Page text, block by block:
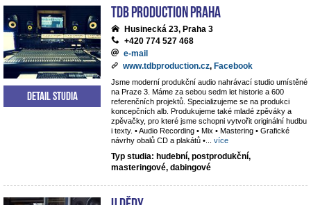
TdB Production Praha
Husinecká 23, Praha 3
+420 774 527 468
e-mail
www.tdbproduction.cz, Facebook
Jsme moderní produkční audio nahrávací studio umístěné
na Praze 3. Máme za sebou sedm let historie a 600
referenčních projektů. Specializujeme se na produkci
koncepčních alb. Produkujeme také mladé zpěváky a
zpěvačky, pro které jsme schopni vytvořit originální hudbu
i texty. • Audio Recording • Mix • Mastering • Grafické
návrhy obalů CD a plakátů •
více
Typ studia: hudební, postprodukční,
masteringové, dabingové
Detail studia